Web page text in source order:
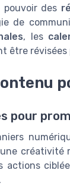
pouvoir des
de
, les
être
pour
créativité
actions